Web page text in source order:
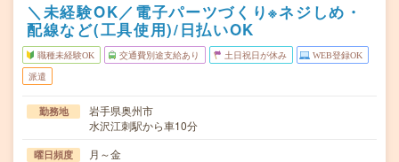
＼未経験OK／電子パーツづくり※ネジしめ・
配線など(工具使用)/日払いOK
職種未経験OK 交通費別途支給あり 土日祝日が休み WEB登録OK
派遣
勤務地
岩手県奥州市
水沢江刺駅から車10分
曜日頻度 月～金